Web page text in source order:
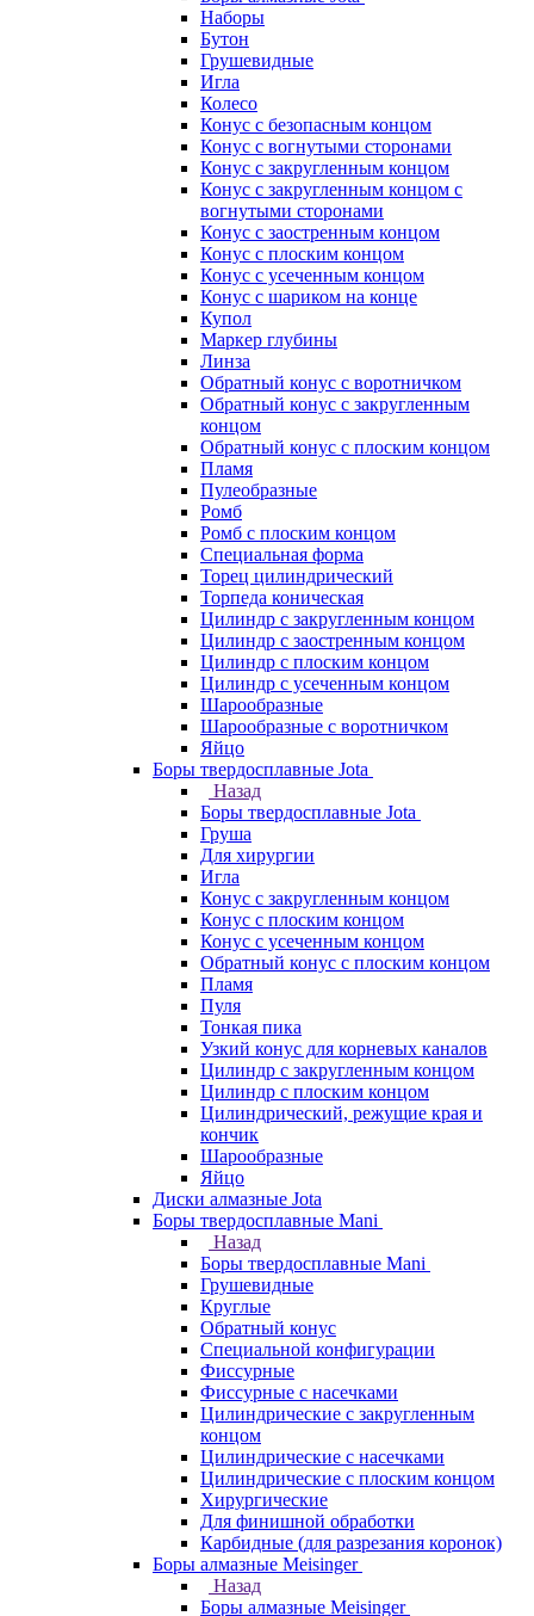
Наборы
Бутон
Грушевидные
Игла
Колесо
Конус с безопасным концом
Конус с вогнутыми сторонами
Конус с закругленным концом
Конус с закругленным концом с
вогнутыми сторонами
Конус с заостренным концом
Конус с плоским концом
Конус с усеченным концом
Конус с шариком на конце
Купол
Маркер глубины
Линза
Обратный конус с воротничком
Обратный конус с закругленным
концом
Обратный конус с плоским концом
Пламя
Пулеобразные
Ромб
Ромб с плоским концом
Специальная форма
Торец цилиндрический
Торпеда коническая
Цилиндр с закругленным концом
Цилиндр с заостренным концом
Цилиндр с плоским концом
Цилиндр с усеченным концом
Шарообразные
Шарообразные с воротничком
Яйцо
Боры твердосплавные Jota
Назад
Боры твердосплавные Jota
Груша
Для хирургии
Игла
Конус с закругленным концом
Конус с плоским концом
Конус с усеченным концом
Обратный конус с плоским концом
Пламя
Пуля
Тонкая пика
Узкий конус для корневых каналов
Цилиндр с закругленным концом
Цилиндр с плоским концом
Цилиндрический, режущие края и
кончик
Шарообразные
Яйцо
Диски алмазные Jota
Боры твердосплавные Mani
Назад
Боры твердосплавные Mani
Грушевидные
Круглые
Обратный конус
Специальной конфигурации
Фиссурные
Фиссурные с насечками
Цилиндрические с закругленным
концом
Цилиндрические с насечками
Цилиндрические с плоским концом
Хирургические
Для финишной обработки
Карбидные (для разрезания коронок)
Боры алмазные Meisinger
Назад
Боры алмазные Meisinger